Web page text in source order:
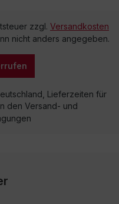
zzgl. Versandkosten
nicht anders angegeben.
Lieferzeiten für
den Versand- und